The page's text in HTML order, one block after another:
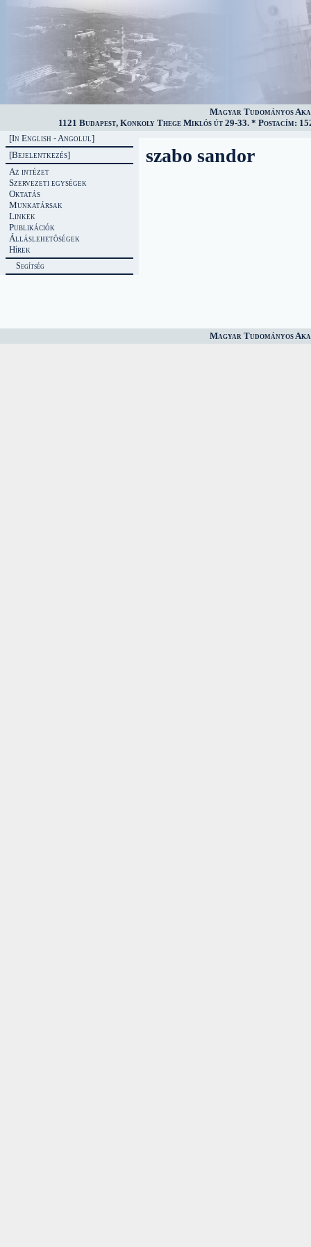
Magyar Tudományos
1121 Budapest, Konkoly Thege Miklós út 29-33. * Postacím:
[In English - Angolul]
[Bejelentkezés]
Az intézet
Szervezeti egységek
Oktatás
Munkatársak
Linkek
Publikációk
Álláslehetõségek
Hírek
Segítség
szabo sandor
Magyar Tudományos